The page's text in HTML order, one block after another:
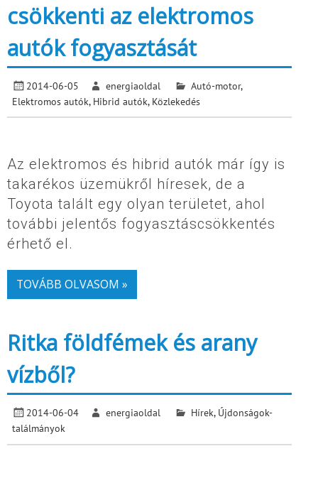
csökkenti az elektromos
autók fogyasztását
2014-06-05 energiaoldal Autó-motor,
Elektromos autók, Hibrid autók, Közlekedés
Az elektromos és hibrid autók már így is
takarékos üzemükről híresek, de a
Toyota talált egy olyan területet, ahol
további jelentős fogyasztáscsökkentés
érhető el.
TOVÁBB OLVASOM »
Ritka földfémek és arany
vízből?
2014-06-04 energiaoldal Hírek, Újdonságok-
találmányok